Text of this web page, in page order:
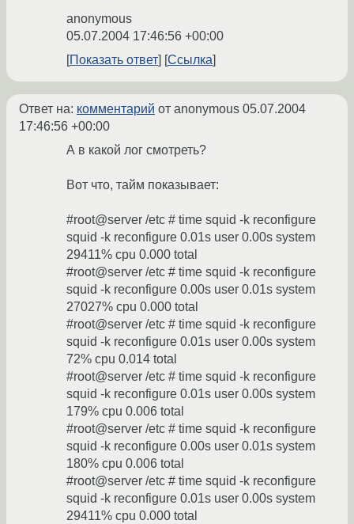
anonymous
05.07.2004 17:46:56 +00:00
Показать ответ
Ссылка
Ответ на: комментарий от anonymous 05.07.2004
17:46:56 +00:00
А в какой лог смотреть?
Вот что, тайм показывает:
#root@server /etc # time squid -k reconfigure
squid -k reconfigure 0.01s user 0.00s system
29411% cpu 0.000 total
#root@server /etc # time squid -k reconfigure
squid -k reconfigure 0.00s user 0.01s system
27027% cpu 0.000 total
#root@server /etc # time squid -k reconfigure
squid -k reconfigure 0.01s user 0.00s system
72% cpu 0.014 total
#root@server /etc # time squid -k reconfigure
squid -k reconfigure 0.01s user 0.00s system
179% cpu 0.006 total
#root@server /etc # time squid -k reconfigure
squid -k reconfigure 0.00s user 0.01s system
180% cpu 0.006 total
#root@server /etc # time squid -k reconfigure
squid -k reconfigure 0.01s user 0.00s system
29411% cpu 0.000 total